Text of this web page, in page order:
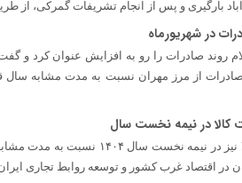
بارگیری و پس از انجام تشریفات گمرکی، از
روند صادرات را رو به افزایش عنوان کرد و
در اقتصاد غرب کشور و توسعه روابط تجاری